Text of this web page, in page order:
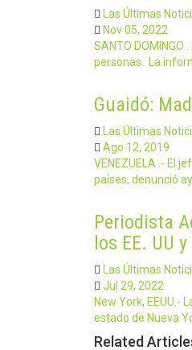
Las Últimas
Nov 05, 2022
SANTO
personas. La
Guaidó:
Las Últimas
Ago 12, 2019
VENEZUELA .- El
países, denunció
Periodista
los EE. UU
Las Últimas
Jul 29, 2022
New York, EEUU.-
estado de Nueva
Related